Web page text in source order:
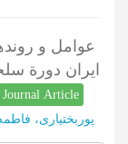
عوامل و
ایران دورة
Journal Article
پوربختیاری،